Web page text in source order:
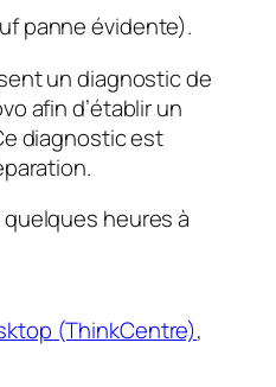
panne évidente).
un diagnostic de
afin d’établir un
diagnostic est
quelques heures à
(ThinkCentre)